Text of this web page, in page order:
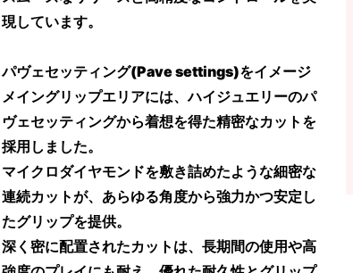
現しています。
パヴェセッティング(Pave settings)をイメージ
メイングリップエリアには、ハイジュエリーのパ
ヴェセッティングから着想を得た精密なカットを
採用しました。
マイクロダイヤモンドを敷き詰めたような細密な
連続カットが、あらゆる角度から強力かつ安定し
たグリップを提供。
深く密に配置されたカットは、長期間の使用や高